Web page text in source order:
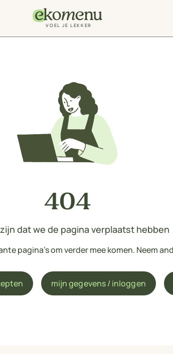
VOEL JE LEKKER
404
dat we de pagina verplaatst hebben
pagina's om verder mee komen. Neem
mijn gegevens / inloggen